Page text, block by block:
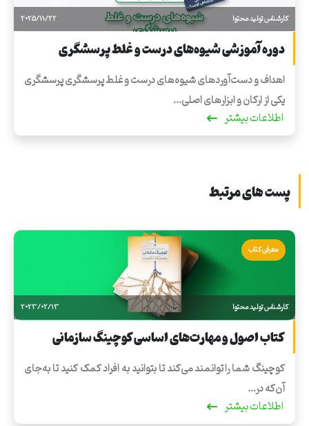
کارشناس تولید محتوا 2025/11/22
دوره آموزشی شیوه‌های درست و غلط پرسشگری
اهداف و دست‌آوردهای شیوه‌های درست و غلط پرسشگری پرسشگری
یکی از ارکان و ابزارهای اصلی...
اطلاعات بیشتر
پست های مرتبط
معرفی کتاب
کارشناس تولید محتوا 2023/02/13
کتاب اصول و مهارت‌های اساسی کوچینگ سازمانی
کوچینگ شما را توانمند می‌کند تا بتوانید به افراد کمک کنید تا به‌جای
آن‌که در...
اطلاعات بیشتر